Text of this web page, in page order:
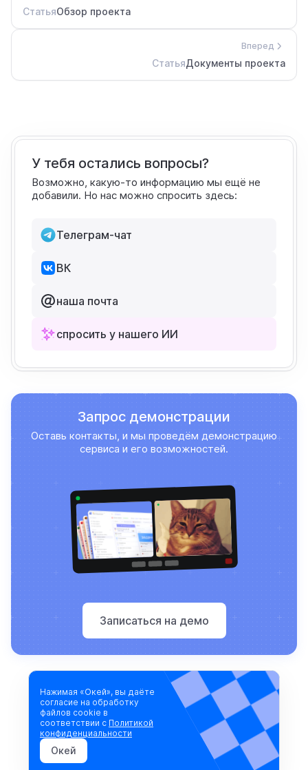
Записаться на демо
Блог
СтатьяОбзор проекта
Вперед
СтатьяДокументы проекта
У тебя остались вопросы?
Возможно, какую-то информацию мы ещё не
добавили. Но нас можно спросить здесь:
Телеграм-чат
ВК
наша почта
спросить у нашего ИИ
Запрос демонстрации
Оставь контакты, и мы проведём демонстрацию
сервиса и его возможностей.
Записаться на демо
Нажимая «Окей», вы даёте
согласие на обработку
файлов cookie в
соответствии с Политикой
конфиденциальности
Окей